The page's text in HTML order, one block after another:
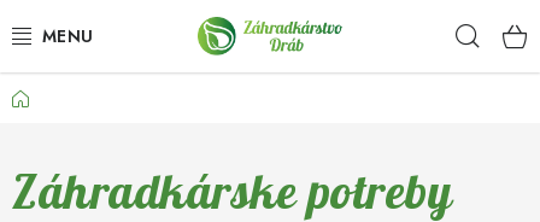
na
OKRASNÉ DREVINY
Domov
Záhradkárske potreby